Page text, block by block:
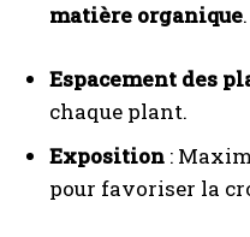
matière organique.
Espacement des
chaque plant.
Exposition :
pour favoriser la